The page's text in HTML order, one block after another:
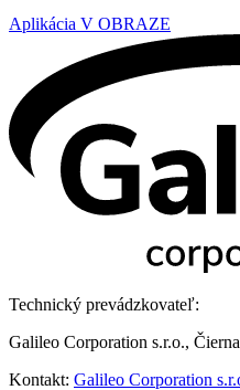
Aplikácia V OBRAZE
Technický prevádzkovateľ:
Galileo Corporation s.r.o.,
Kontakt: Galileo Corporation